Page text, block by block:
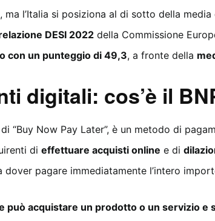
ma l’Italia si posiziona al di sotto della
DESI 2022 della Commissione
con un punteggio di 49,3, a fronte della
digitali: cos’è il
“Buy Now Pay Later”, è un metodo di
di effettuare acquisti online e di
dover pagare immediatamente l’intero
può acquistare un prodotto o un servizio e